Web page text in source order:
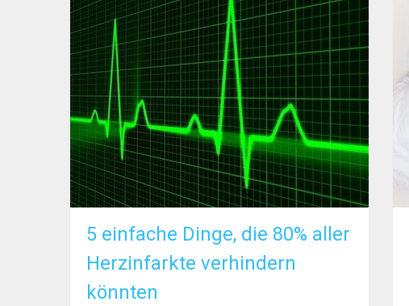
5 einfache Dinge, die 80% aller
Herzinfarkte verhindern
könnten